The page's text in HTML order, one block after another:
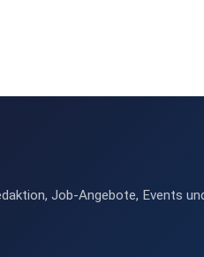
Job-Angebote, Events